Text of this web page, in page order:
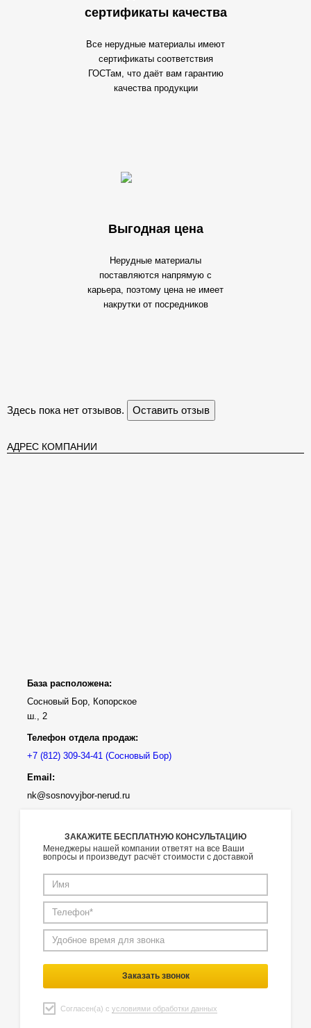
сертификаты качества
Все нерудные материалы имеют
сертификаты соответствия
ГОСТам, что даёт вам гарантию
качества продукции
Выгодная цена
Нерудные материалы
поставляются напрямую с
карьера, поэтому цена не имеет
накрутки от посредников
Здесь пока нет отзывов. Оставить отзыв
АДРЕС КОМПАНИИ
База расположена:
Сосновый Бор, Копорское
ш., 2
Телефон отдела продаж:
(Сосновый Бор)
Email:
nk@sosnovyjbor-nerud.ru
ЗАКАЖИТЕ БЕСПЛАТНУЮ КОНСУЛЬТАЦИЮ
Менеджеры нашей компании ответят на все Ваши
вопросы и произведут расчёт стоимости с доставкой
Заказать звонок
Согласен(а) с условиями обработки данных